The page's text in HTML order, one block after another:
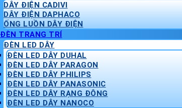
DÂY ĐIỆN CADIVI
DÂY ĐIỆN DAPHACO
ỐNG LUỒN DÂY ĐIỆN
ĐÈN TRANG TRÍ
ĐÈN LED DÂY
ĐÈN LED DÂY DUHAL
ĐÈN LED DÂY PARAGON
ĐÈN LED DÂY PHILIPS
ĐÈN LED DÂY PANASONIC
ĐÈN LED DÂY RẠNG ĐÔNG
ĐÈN LED DÂY NANOCO